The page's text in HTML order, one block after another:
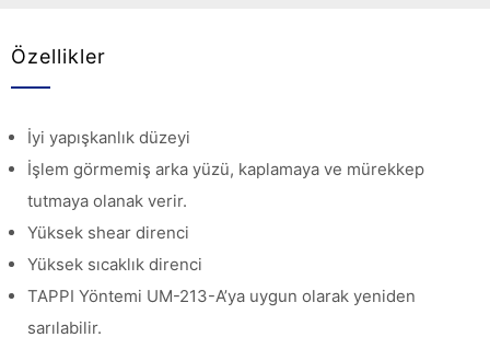
Özellikler
İyi yapışkanlık düzeyi
İşlem görmemiş arka yüzü, kaplamaya ve mürekkep
tutmaya olanak verir.
Yüksek shear direnci
Yüksek sıcaklık direnci
TAPPI Yöntemi UM-213-A’ya uygun olarak yeniden
sarılabilir.